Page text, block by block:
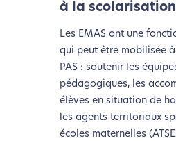
Activer le Mode Eco
à la scolarisation
Les EMASont une
qui peut être mobilisée
PAS : soutenir les
pédagogiques, les
élèves en situation de
les agents territoriaux
écoles maternelles